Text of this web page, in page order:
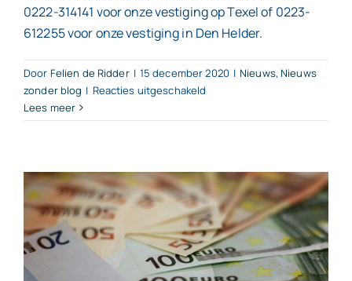
0222-314141 voor onze vestiging op Texel of 0223-
612255 voor onze vestiging in Den Helder.
Door Felien de Ridder | 15 december 2020 | Nieuws,Nieuws
zonder blog | Reacties uitgeschakeld
de
winst
over
het
jaar
Lees meer